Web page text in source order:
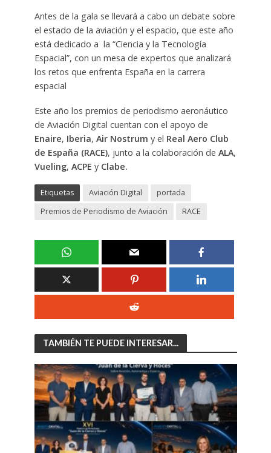
Antes de la gala se llevará a cabo un debate sobre
el estado de la aviación y el espacio, que este año
está dedicado a la “Ciencia y la Tecnología
Espacial”, con un mesa de expertos que analizará
los retos que enfrenta España en la carrera
espacial
Este año los premios de periodismo aeronáutico
de Aviación Digital cuentan con el apoyo de
Enaire, Iberia, Air Nostrum y el Real Aero Club
de España (RACE), junto a la colaboración de ALA,
Vueling, ACPE y Clabe.
Etiquetas Aviación Digital
portada
Premios de Periodismo de Aviación
RACE
TAMBIÉN TE PUEDE INTERESAR...